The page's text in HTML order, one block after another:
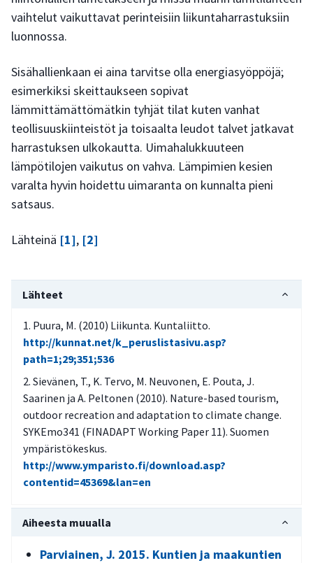
vaihtelut vaikuttavat perinteisiin liikuntaharrastuksiin
luonnossa.
Sisähallienkaan ei aina tarvitse olla energiasyöppöjä;
esimerkiksi skeittaukseen sopivat
lämmittämättömätkin tyhjät tilat kuten vanhat
teollisuuskiinteistöt ja toisaalta leudot talvet jatkavat
harrastuksen ulkokautta. Uimahalukkuuteen
lämpötilojen vaikutus on vahva. Lämpimien kesien
varalta hyvin hoidettu uimaranta on kunnalta pieni
satsaus.
Lähteinä [1], [2]
Lähteet
Puura, M. (2010) Liikunta. Kuntaliitto.
http://kunnat.net/k_peruslistasivu.asp?
path=1;29;351;536
Sievänen, T., K. Tervo, M. Neuvonen, E. Pouta, J.
Saarinen ja A. Peltonen (2010). Nature-based tourism,
outdoor recreation and adaptation to climate change.
SYKEmo341 (FINADAPT Working Paper 11). Suomen
ympäristökeskus.
http://www.ymparisto.fi/download.asp?
contentid=45369&lan=en
Aiheesta muualla
Parviainen, J. 2015. Kuntien ja maakuntien